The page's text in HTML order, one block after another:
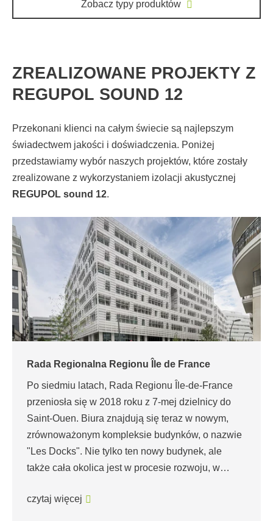
Zobacz typy produktów
ZREALIZOWANE PROJEKTY Z
REGUPOL SOUND 12
Przekonani klienci na całym świecie są najlepszym
świadectwem jakości i doświadczenia. Poniżej
przedstawiamy wybór naszych projektów, które zostały
zrealizowane z wykorzystaniem izolacji akustycznej
REGUPOL sound 12.
Rada Regionalna Regionu Île de France
Po siedmiu latach, Rada Regionu Île-de-France
przeniosła się w 2018 roku z 7-mej dzielnicy do
Saint-Ouen. Biura znajdują się teraz w nowym,
zrównoważonym kompleksie budynków, o nazwie
"Les Docks". Nie tylko ten nowy budynek, ale
także cała okolica jest w procesie rozwoju, w…
czytaj więcej